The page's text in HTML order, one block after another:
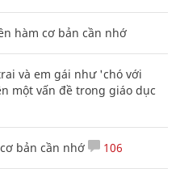
hàm cơ bản cần nhớ
và em gái như 'chó với
một vấn đề trong giáo dục
bản cần nhớ 106